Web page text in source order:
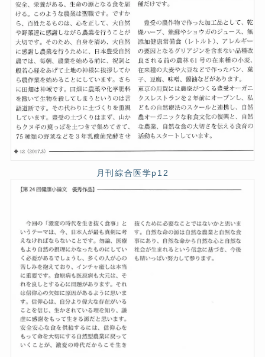
月刊綜合医学p12